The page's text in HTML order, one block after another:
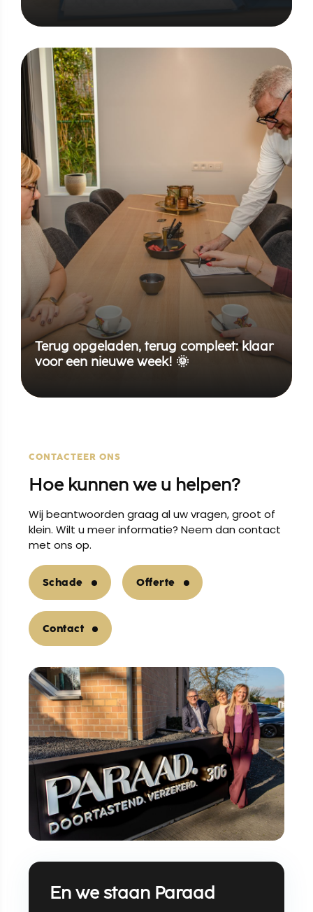
Terug opgeladen, terug compleet: klaar
voor een nieuwe week! 🌞
CONTACTEER ONS
Hoe kunnen we u helpen?
Wij beantwoorden graag al uw vragen, groot of
klein. Wilt u meer informatie? Neem dan contact
met ons op.
Schade Offerte
Contact
En we staan Paraad